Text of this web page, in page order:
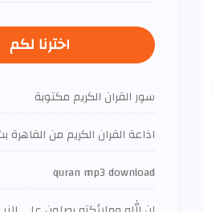
اخترنا لكم
سور القران الكريم مكتوبة
اذاعة القران الكريم من القاهرة
quran mp3 download